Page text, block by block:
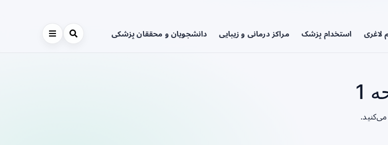
لاغری استخدام پزشک مراکز درمانی و زیبایی دانشجویان و محققان پزشکی
1